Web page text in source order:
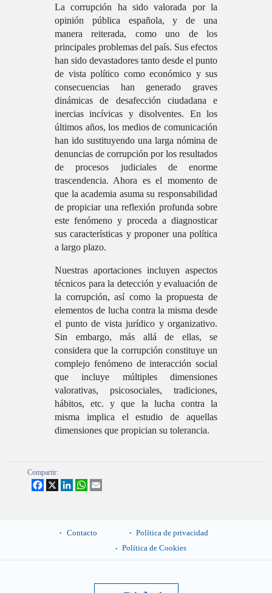
La corrupción ha sido valorada por la
opinión pública española, y de una
manera reiterada, como uno de los
principales problemas del país. Sus efectos
han sido devastadores tanto desde el punto
de vista político como económico y sus
consecuencias han generado graves
dinámicas de desafección ciudadana e
inercias incívicas y disolventes. En los
últimos años, los medios de comunicación
han ido sustituyendo una larga nómina de
denuncias de corrupción por los resultados
de procesos judiciales de enorme
trascendencia. Ahora es el momento de
que la academia asuma su responsabilidad
de propiciar una reflexión profunda sobre
este fenómeno y proceda a diagnosticar
sus características y proponer una política
a largo plazo.
Nuestras aportaciones incluyen aspectos
técnicos para la detección y evaluación de
la corrupción, así como la propuesta de
elementos de lucha contra la misma desde
el punto de vista jurídico y organizativo.
Sin embargo, más allá de ellas, se
considera que la corrupción constituye un
complejo fenómeno de interacción social
que incluye múltiples dimensiones
valorativas, psicosociales, tradiciones,
hábitos, etc. y que la lucha contra la
misma implica el estudio de aquellas
dimensiones que propician su tolerancia.
Compartir:
Facebook
X LinkedInWhatsApp
Contacto
Política de privacidad
Política de Cookies